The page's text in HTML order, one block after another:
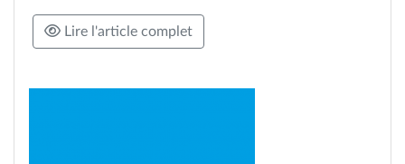
Lire l'article complet